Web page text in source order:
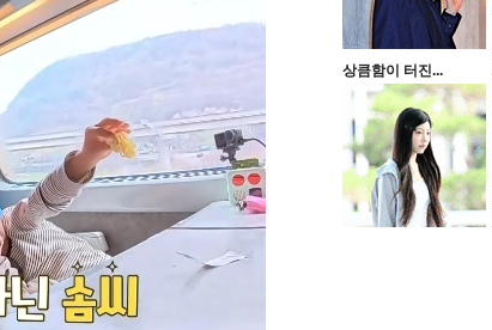
상큼함이 터진...